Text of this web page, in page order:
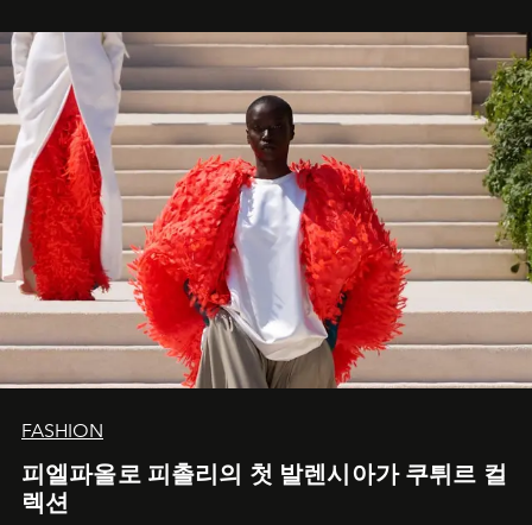
FASHION
피엘파올로 피촐리의 첫 발렌시아가 쿠튀르 컬
렉션